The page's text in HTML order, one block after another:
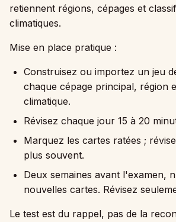
retiennent régions, cépages et
climatiques.
Mise en place pratique :
Construisez ou importez un jeu
chaque cépage principal, région
climatique.
Révisez chaque jour 15 à 20
Marquez les cartes ratées ;
plus souvent.
Deux semaines avant l'examen,
nouvelles cartes. Révisez
Le test est du rappel, pas de la